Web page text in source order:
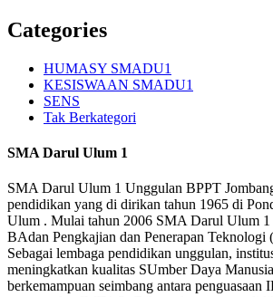
Categories
HUMASY SMADU1
KESISWAAN SMADU1
SENS
Tak Berkategori
SMA Darul Ulum 1
SMA Darul Ulum 1 Unggulan BPPT
pendidikan yang di dirikan tahun 1965 di
Ulum . Mulai tahun 2006 SMA Darul Ulum 1
BAdan Pengkajian dan Penerapan Teknologi
Sebagai lembaga pendidikan unggulan,
meningkatkan kualitas SUmber Daya
berkemampuan seimbang antara penguasaan